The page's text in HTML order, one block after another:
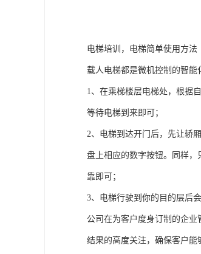
电梯培训，电梯简单使用方法
载人电梯都是微机控制的智能
1、在乘梯楼层电梯处，根据
等待电梯到来即可；
2、电梯到达开门后，先让轿
盘上相应的数字按钮。同样
靠即可；
3、电梯行驶到你的目的层后
公司在为客户度身订制的企
结果的高度关注，确保客户能